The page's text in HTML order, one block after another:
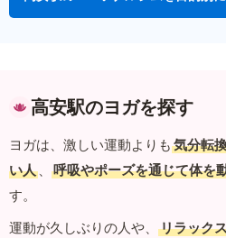
高安駅のヨガを探す
ヨガは、激しい運動よりも 気分転
い人 、 呼吸やポーズを通じて体を
す。
運動が久しぶりの人や、
リラック